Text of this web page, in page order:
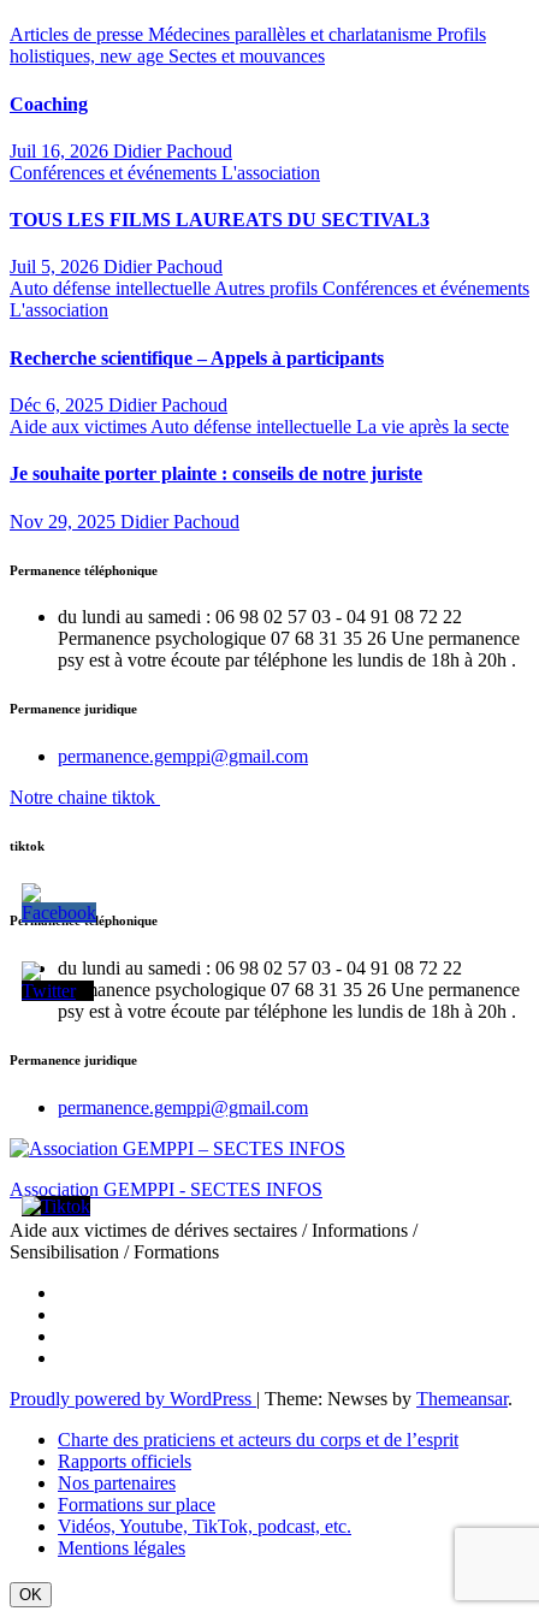
Articles de presse Médecines parallèles et charlatanisme Profils
holistiques, new age Sectes et mouvances
Coaching
Juil 16, 2026 Didier Pachoud
Conférences et événements L'association
TOUS LES FILMS LAUREATS DU SECTIVAL3
Juil 5, 2026 Didier Pachoud
Auto défense intellectuelleAutres profils Conférences et événements
L'association
Recherche scientifique – Appels à participants
Déc 6, 2025 Didier Pachoud
Aide aux victimes Auto défense intellectuelle La vie après la secte
Je souhaite porter plainte : conseils de notre juriste
Nov 29, 2025 Didier Pachoud
Permanence téléphonique
du lundi au samedi : 06 98 02 57 03 - 04 91 08 72 22
Permanence psychologique 07 68 31 35 26 Une permanence
psy est à votre écoute par téléphone les lundis de 18h à 20h .
Permanence juridique
permanence.gemppi@gmail.com
Notre chaine tiktok
tiktok
Permanence téléphonique
du lundi au samedi : 06 98 02 57 03 - 04 91 08 72 22
Permanence psychologique 07 68 31 35 26 Une permanence
psy est à votre écoute par téléphone les lundis de 18h à 20h .
Permanence juridique
permanence.gemppi@gmail.com
Association GEMPPI - SECTES INFOS
Aide aux victimes de dérives sectaires / Informations /
Sensibilisation / Formations
Proudly powered by WordPress | Theme: Newses by Themeansar.
Charte des praticiens et acteurs du corps et de l’esprit
Rapports officiels
Nos partenaires
Formations sur place
Vidéos, Youtube, TikTok, podcast, etc.
Mentions légales
OK